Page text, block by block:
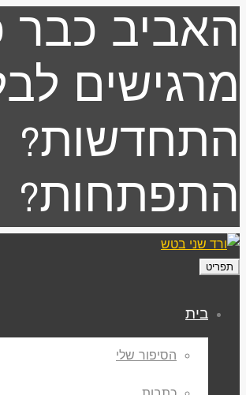
כבר
תפריט
בית
הסיפור שלי